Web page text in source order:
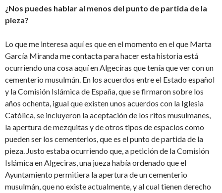
¿Nos puedes hablar al menos del punto de partida de la
pieza?
Lo que me interesa aquí es que en el momento en el que Marta
García Miranda me contacta para hacer esta historia está
ocurriendo una cosa aquí en Algeciras que tenía que ver con un
cementerio musulmán. En los acuerdos entre el Estado español
y la Comisión Islámica de España, que se firmaron sobre los
años ochenta, igual que existen unos acuerdos con la Iglesia
Católica, se incluyeron la aceptación de los ritos musulmanes,
la apertura de mezquitas y de otros tipos de espacios como
pueden ser los cementerios, que es el punto de partida de la
pieza. Justo estaba ocurriendo que, a petición de la Comisión
Islámica en Algeciras, una jueza había ordenado que el
Ayuntamiento permitiera la apertura de un cementerio
musulmán, que no existe actualmente, y al cual tienen derecho